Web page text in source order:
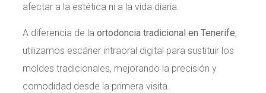
afectar a la estética ni a la vida diaria.
A diferencia de la ortodoncia tradicional en Tenerife,
utilizamos escáner intraoral digital para sustituir los
moldes tradicionales, mejorando la precisión y
comodidad desde la primera visita.